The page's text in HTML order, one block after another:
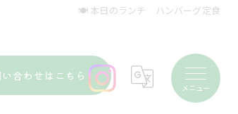
🍽️ 本日のランチ ハンバーグ定食
い合わせはこちら